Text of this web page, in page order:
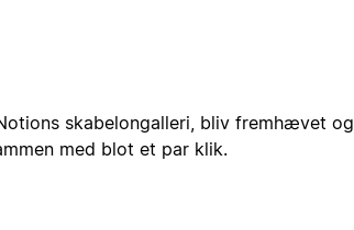
skabelongalleri, bliv fremhævet og
med blot et par klik.